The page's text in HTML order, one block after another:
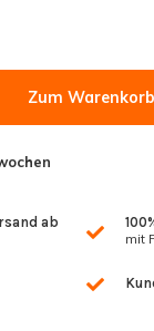
Zum
ab
mit